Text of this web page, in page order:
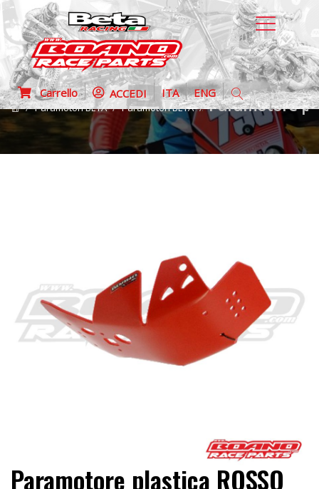
Carrello ACCEDI ITA ENG
Paramotori BETA Paramotori BETA Paramotore
Paramotore plastica ROSSO